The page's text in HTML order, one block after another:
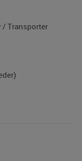
/ Transporter